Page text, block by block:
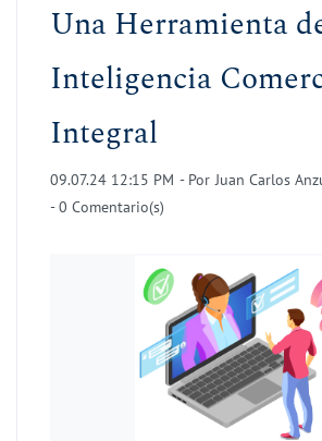
Una Herramienta
Inteligencia
Integral
09.07.24 12:15 PM - Por Juan Carlos
-0 Comentario(s)